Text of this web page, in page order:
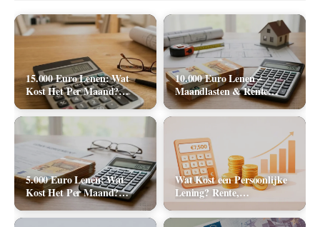
15.000 Euro Lenen: Wat
Kost Het Per Maand?
(Rente & Tabel 2026)
10.000 Euro Lenen –
Maandlasten & Rente
Berekenen (2026)
5.000 Euro Lenen: Wat
Kost Het Per Maand?
(Rente & Maandlasten
2026)
Wat Kost een Persoonlijke
Lening? Rente,
Rekenvoorbeelden en Totale
Kosten (2026)